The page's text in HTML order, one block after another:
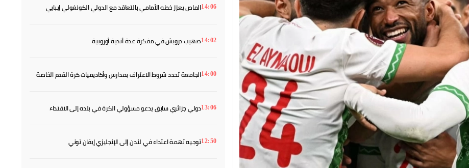
14:06الماص يعزز خطه الأمامي بالتعاقد مع الدولي الكونغولي إيبايي
14:02صهيب درويش في مفكرة عدة أندية أوروبية
14:00الجامعة تحدد شروط الاعتراف بمدارس وأكاديميات كرة القدم الخاصة
13:06دولي جزائري سابق يدعو مسؤولي الكرة في بلده إلى الاقتداء
12:50توجيه تهمة اعتداء في لندن إلى الإنجليزي إيفان توني